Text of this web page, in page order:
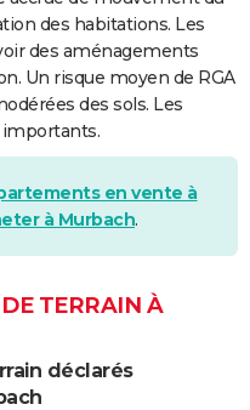
des habitations. Les
des aménagements
Un risque moyen de RGA
des sols. Les
en vente à
à Murbach.
TERRAIN À
déclarés